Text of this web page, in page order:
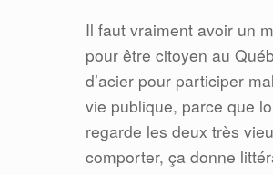
Il faut vraiment avoir un
pour être citoyen au
d’acier pour participer
vie publique, parce que
regarde les deux très
comporter, ça donne